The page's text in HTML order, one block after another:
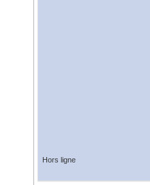
Hors ligne